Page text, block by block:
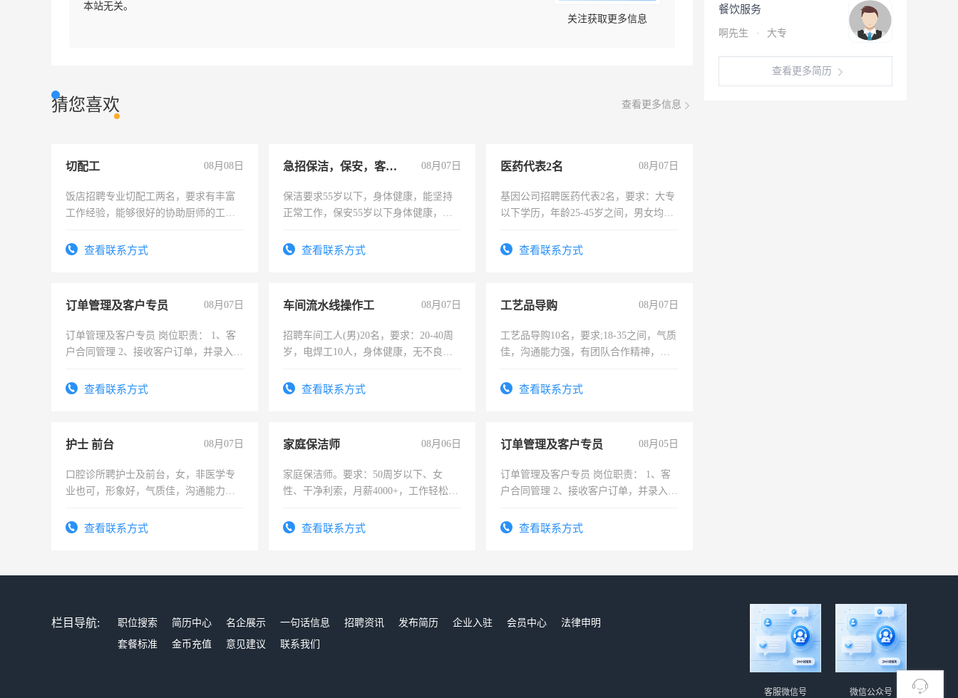
本站无关。
关注获取更多信息
猜您喜欢 查看更多信息
切配工 08月08日
饭店招聘专业切配工两名，要求有丰富
工作经验，能够很好的协助厨师的工
4500。查看联系方式
急招保洁，保安，客服，工程 08月07日
保洁要求55岁以下，身体健康，能坚持
正常工作，保安55岁以下身体健康，有
录，客服要求45岁以下高中以上文化，
查看联系方式
医药代表2名 08月07日
基因公司招聘医药代表2名，要求：大专
以下学历，年龄25-45岁之间，男女均
表或者有医学资质的优先，底薪+绩效，
查看联系方式
订单管理及客户专员 08月07日
订单管理及客户专员 岗位职责： 1、客
户合同管理 2、接收客户订单，并录入
认订单事宜 4、送货单收集汇总，差异分
做事认真仔细，熟练操作EXCEL软件
4、有相同经历者优先 工作地点：成都市
郫都区 工作时间：9:00~18:00,月休4天，
查看联系方式
车间流水线操作工 08月07日
招聘车间工人(男)20名，要求：20-40周
岁，电焊工10人，身体健康，无不良嗜
宿，免费发放劳保用品，两班倒，每月
查看联系方式
工艺品导购 08月07日
工艺品导购10名，要求;18-35之间，气质
佳，沟通能力强，有团队合作精神，有
查看联系方式
护士 前台 08月07日
口腔诊所聘护士及前台，女，非医学专
业也可，形象好，气质佳，沟通能力
查看联系方式
家庭保洁师 08月06日
家庭保洁师。要求：50周岁以下、女
性、干净利索，月薪4000+，工作轻松，
太太等。查看联系方式
订单管理及客户专员 08月05日
订单管理及客户专员 岗位职责： 1、客
户合同管理 2、接收客户订单，并录入
认订单事宜 4、送货单收集汇总，差异分
普通话标准，具有一定语言沟通能力 3、
郫都区 工作时间：9:00~18:00,月休4天，
查看联系方式
餐饮服务
啊先生 · 大专
查看更多简历
栏目导航: 职位搜索 简历中心 名企展示 一句话信息 招聘资讯 发布简历 企业入驻 会员中心
法律申明
套餐标准
金币充值 意见建议 联系我们
微信公众号
客服微信号